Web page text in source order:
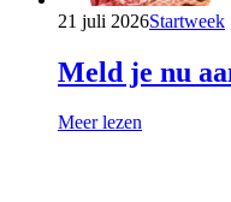
21 juli 2026Startweek
Meld je nu
Meer lezen